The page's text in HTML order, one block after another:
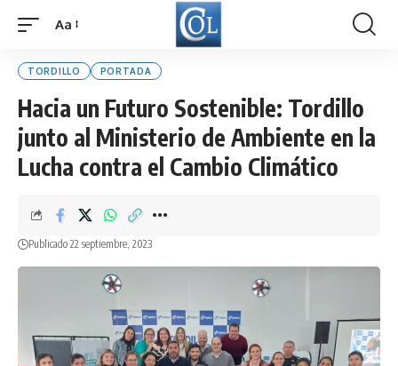
Font
Aa
TORDILLO PORTADA
Hacia un Futuro Sostenible: Tordillo
junto al Ministerio de Ambiente en la
Lucha contra el Cambio Climático
Publicado 22 septiembre, 2023